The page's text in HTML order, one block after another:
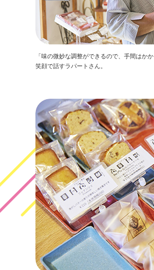
「味の微妙な調整ができるので、手間はか
笑顔で話すラパートさん。